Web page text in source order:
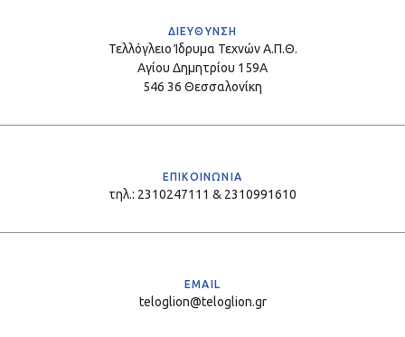
ΔΙΕΥΘΥΝΣΗ
Τελλόγλειο Ίδρυμα Τεχνών Α.Π.Θ.
Αγίου Δημητρίου 159Α
546 36 Θεσσαλονίκη
ΕΠΙΚΟΙΝΩΝΙΑ
τηλ.: 2310247111 & 2310991610
EMAIL
teloglion@teloglion.gr